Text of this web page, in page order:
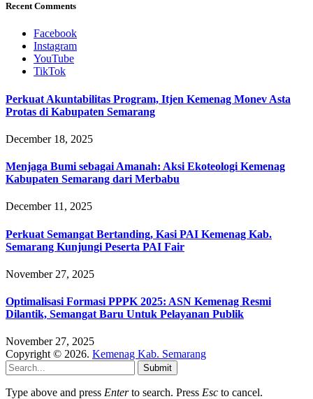
Recent Comments
Facebook
Instagram
YouTube
TikTok
Perkuat Akuntabilitas Program, Itjen Kemenag Monev Asta
Protas di Kabupaten Semarang
December 18, 2025
Menjaga Bumi sebagai Amanah: Aksi Ekoteologi Kemenag
Kabupaten Semarang dari Merbabu
December 11, 2025
Perkuat Semangat Bertanding, Kasi PAI Kemenag Kab.
Semarang Kunjungi Peserta PAI Fair
November 27, 2025
Optimalisasi Formasi PPPK 2025: ASN Kemenag Resmi
Dilantik, Semangat Baru Untuk Pelayanan Publik
November 27, 2025
Copyright © 2026. Kemenag Kab. Semarang
Submit
Type above and press Enterto search. Press Esc to cancel.